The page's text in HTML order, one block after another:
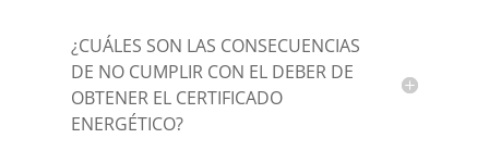
¿CUÁLES SON LAS CONSECUENCIAS
DE NO CUMPLIR CON EL DEBER DE
OBTENER EL CERTIFICADO
ENERGÉTICO?